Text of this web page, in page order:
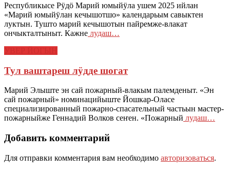
Республикысе Рӱдӧ Марий юмыйӱла ушем 2025 ийлан
«Марий юмыйӱлан кечышотшо» календарьым савыктен
луктын. Тушто марий кечышотын пайремже-влакат
ончыкталтыныт. Кажне лудаш…
Тул ваштареш лӱдде шогат
Марий Элыште эн сай пожарный-влакым палемденыт. «Эн
сай пожарный» номинацийыште Йошкар-Оласе
специализированный пожарно-спасательный частьын мастер-
пожарныйже Геннадий Волков сеҥен. «Пожарный лудаш…
Добавить комментарий
Для отправки комментария вам необходимо авторизоваться.